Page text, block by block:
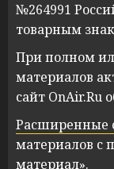
№264991
товарным
При полном
материалов
сайт OnAir.Ru
Расширенные
материалов с
материал».